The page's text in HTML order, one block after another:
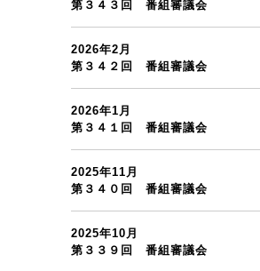
第３４３回 番組審議会
2026年2月
第３４２回 番組審議会
2026年1月
第３４１回 番組審議会
2025年11月
第３４０回 番組審議会
2025年10月
第３３９回 番組審議会